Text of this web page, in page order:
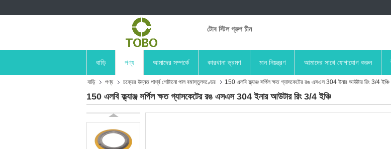
টোব স্টিল গ্রুপ চীন
বাড়ি পণ্য আমাদের সম্পর্কে কারখানা ভ্রমণ মান নিয়ন্ত্রণ আমাদের সাথে যোগাযোগ করুন
বাড়ি পণ্য চক্রের উন্নত পার্শ্ব গোটানো পাল বমাস্তুলদণ্ডের 150 এলবি ফ্ল্যাঞ্জ সর্পিল ক্ষত গ্যাসকেটের রঙ এসএস 304 ইনার আউটার রিং 3/4 ইঞ্চি
150 এলবি ফ্ল্যাঞ্জ সর্পিল ক্ষত গ্যাসকেটের রঙ এসএস 304 ইনার আউটার রিং 3/4 ইঞ্চি